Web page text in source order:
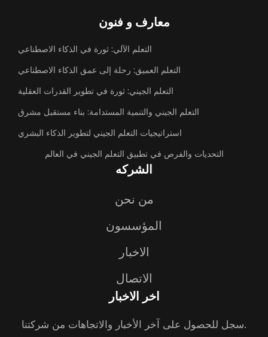
معارف و فنون
التعلم الآلي: ثورة في الذكاء الاصطناعي
التعلم العميق: رحلة إلى عمق الذكاء الاصطناعي
التعلم الجيني: ثورة في تطوير القدرات العقلية
التعلم الجيني والتنمية المستدامة: بناء مستقبل مشرق
استراتيجيات التعلم الجيني لتطوير الذكاء البشري
التحديات والفرص في تطبيق التعلم الجيني في العالم
الشركه
من نحن
المؤسسون
الاخبار
الاتصال
اخر الاخبار
سجل للحصول على آخر الأخبار والاتجاهات من شركتنا.